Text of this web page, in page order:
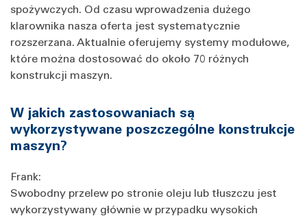
spożywczych. Od czasu wprowadzenia dużego
klarownika nasza oferta jest systematycznie
rozszerzana. Aktualnie oferujemy systemy modułowe,
które można dostosować do około 70 różnych
konstrukcji maszyn.
W jakich zastosowaniach są
wykorzystywane poszczególne konstrukcje
maszyn?
Frank:
Swobodny przelew po stronie oleju lub tłuszczu jest
wykorzystywany głównie w przypadku wysokich